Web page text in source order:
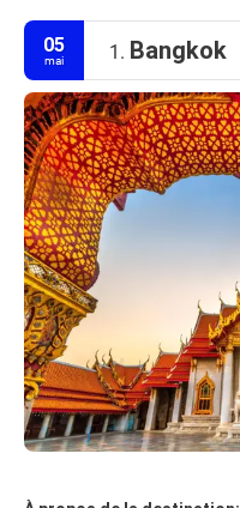
05
mai 1. Bangkok